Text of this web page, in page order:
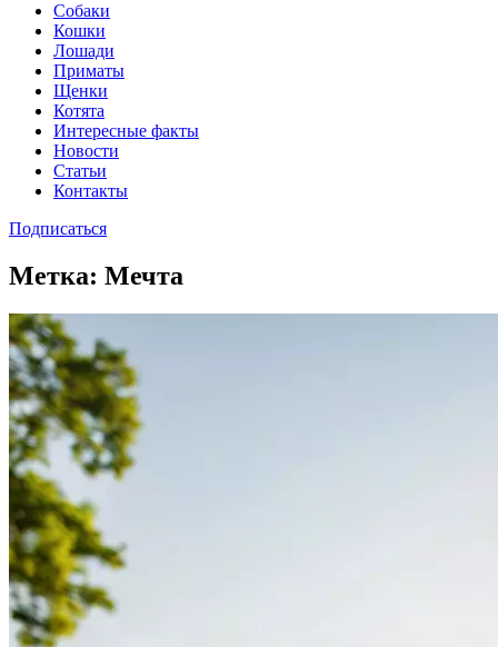
Собаки
Кошки
Лошади
Приматы
Щенки
Котята
Интересные факты
Новости
Статьи
Контакты
Подписаться
Метка: Мечта